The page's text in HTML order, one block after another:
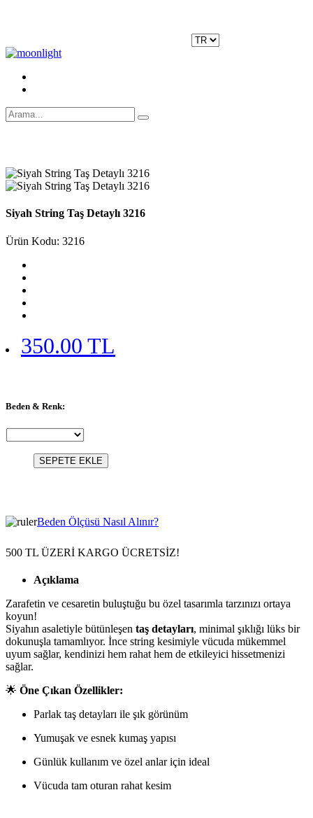
Siyah String Taş Detaylı 3216
Ürün Kodu: 3216
350.00 TL
Beden & Renk:
SEPETE EKLE
Beden Ölçüsü Nasıl Alınır?
500 TL ÜZERİ KARGO ÜCRETSİZ!
Açıklama
Zarafetin ve cesaretin buluştuğu bu özel tasarımla tarzınızı ortaya
koyun!
Siyahın asaletiyle bütünleşen taş detayları, minimal şıklığı lüks bir
dokunuşla tamamlıyor. İnce string kesimiyle vücuda mükemmel
uyum sağlar, kendinizi hem rahat hem de etkileyici hissetmenizi
sağlar.
🌟 Öne Çıkan Özellikler:
Parlak taş detayları ile şık görünüm
Yumuşak ve esnek kumaş yapısı
Günlük kullanım ve özel anlar için ideal
Vücuda tam oturan rahat kesim